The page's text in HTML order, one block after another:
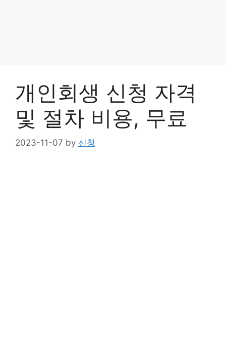
개인회생 신청 자격
및 절차 비용, 무료
2023-11-07 by 신청